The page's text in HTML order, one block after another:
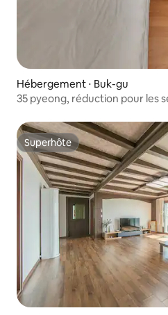
Hébergement ⋅ Buk-gu
35 pyeong, réduction pour les
Lieu populaire pour les feux
3 minutes / Space Walk / Net Plus
Superhôte
Superhôte